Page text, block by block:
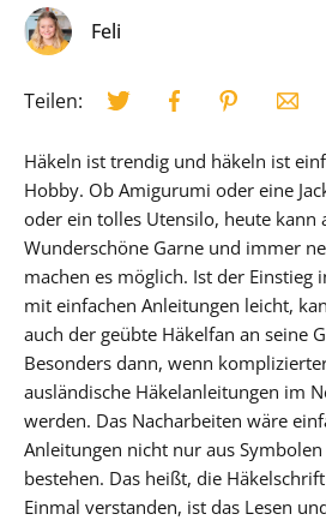
Feli
Teilen:
Häkeln ist trendig und häkeln ist
Hobby. Ob Amigurumi oder eine
oder ein tolles Utensilo, heute kann
Wunderschöne Garne und immer
machen es möglich. Ist der Einstieg
mit einfachen Anleitungen leicht,
auch der geübte Häkelfan an seine
Besonders dann, wenn
ausländische Häkelanleitungen im
werden. Das Nacharbeiten wäre
Anleitungen nicht nur aus
bestehen. Das heißt, die
Einmal verstanden, ist das Lesen